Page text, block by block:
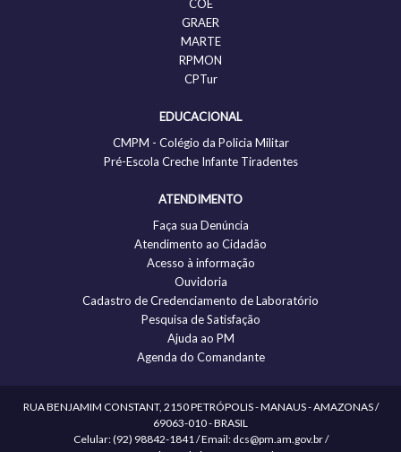
COE
GRAER
MARTE
RPMON
CPTur
EDUCACIONAL
CMPM - Colégio da Policia Militar
Pré-Escola Creche Infante Tiradentes
ATENDIMENTO
Faça sua Denúncia
Atendimento ao Cidadão
Acesso à informação
Ouvidoria
Cadastro de Credenciamento de Laboratório
Pesquisa de Satisfação
Ajuda ao PM
Agenda do Comandante
RUA BENJAMIM CONSTANT, 2150 PETRÓPOLIS - MANAUS - AMAZONAS /
69063-010 - BRASIL
Celular: (92) 98842-1841 / Email: dcs@pm.am.gov.br /